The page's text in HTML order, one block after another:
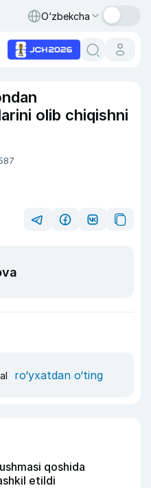
O‘zbekcha
olib chiqishni
ro‘yxatdan o‘ting
qoshida
etildi